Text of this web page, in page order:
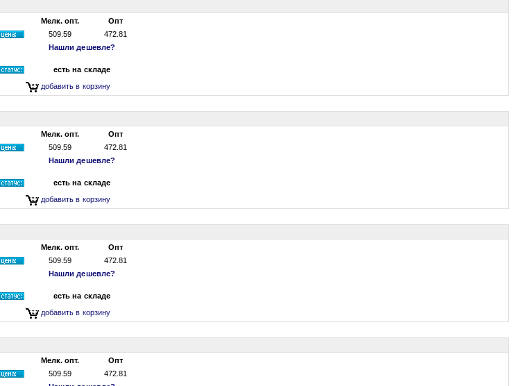
Мелк. опт.
Опт
509.59
472.81
Нашли дешевле?
есть на складе
добавить в корзину
Мелк. опт.
Опт
509.59
472.81
Нашли дешевле?
есть на складе
добавить в корзину
Мелк. опт.
Опт
509.59
472.81
Нашли дешевле?
есть на складе
добавить в корзину
Мелк. опт.
Опт
509.59
472.81